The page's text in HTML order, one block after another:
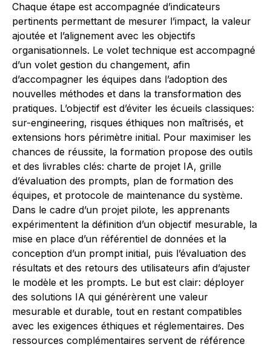
Chaque étape est accompagnée d’indicateurs
pertinents permettant de mesurer l’impact, la valeur
ajoutée et l’alignement avec les objectifs
organisationnels. Le volet technique est accompagné
d’un volet gestion du changement, afin
d’accompagner les équipes dans l’adoption des
nouvelles méthodes et dans la transformation des
pratiques. L’objectif est d’éviter les écueils classiques:
sur-engineering, risques éthiques non maîtrisés, et
extensions hors périmètre initial. Pour maximiser les
chances de réussite, la formation propose des outils
et des livrables clés: charte de projet IA, grille
d’évaluation des prompts, plan de formation des
équipes, et protocole de maintenance du système.
Dans le cadre d’un projet pilote, les apprenants
expérimentent la définition d’un objectif mesurable, la
mise en place d’un référentiel de données et la
conception d’un prompt initial, puis l’évaluation des
résultats et des retours des utilisateurs afin d’ajuster
le modèle et les prompts. Le but est clair: déployer
des solutions IA qui générèrent une valeur
mesurable et durable, tout en restant compatibles
avec les exigences éthiques et réglementaires. Des
ressources complémentaires servent de référence